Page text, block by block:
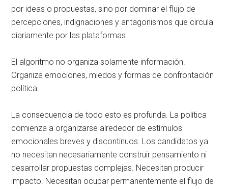
por ideas o propuestas, sino por dominar el flujo de
percepciones, indignaciones y antagonismos que circula
diariamente por las plataformas.
El algoritmo no organiza solamente información.
Organiza emociones, miedos y formas de confrontación
política.
La consecuencia de todo esto es profunda. La política
comienza a organizarse alrededor de estímulos
emocionales breves y discontinuos. Los candidatos ya
no necesitan necesariamente construir pensamiento ni
desarrollar propuestas complejas. Necesitan producir
impacto. Necesitan ocupar permanentemente el flujo de